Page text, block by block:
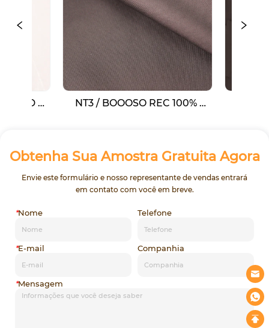
NT3 / BOOOSO REC 100%
mochila
Obtenha Sua Amostra Gratuita Agora
Envie este formulário e nosso representante de vendas entrará
em contato com você em breve.
*Nome Telefone
*E-mail Companhia
*Mensagem